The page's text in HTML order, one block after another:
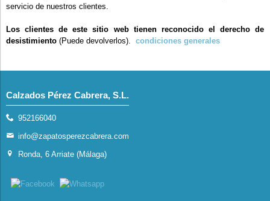
servicio de nuestros clientes.
Los clientes de este sitio web tienen reconocido el derecho de
desistimiento (Puede devolverlos). condiciones generales
Calzados Pérez Cabrera, S.L.
952166040
info@zapatosperezcabrera.com
Ronda, 6 Arriate (Málaga)